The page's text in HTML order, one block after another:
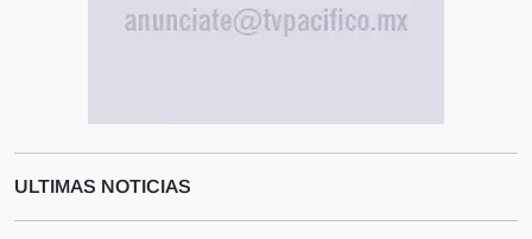
ULTIMAS NOTICIAS